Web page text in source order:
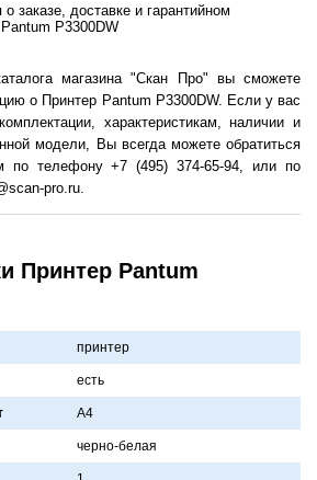
заказе, доставке и гарантийном
P3300DW
магазина "Скан Про" вы сможете
о Принтер Pantum P3300DW. Если у вас
характеристикам, наличии и
модели, Вы всегда можете обратиться
по телефону +7 (495) 374-65-94, или по
pro.ru.
Принтер Pantum
принтер
есть
A4
черно-белaя